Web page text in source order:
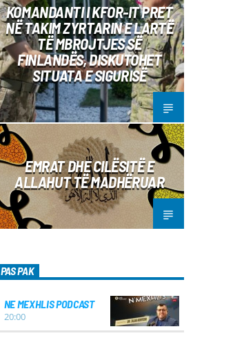
KOMANDANTI I KFOR-IT PRET
NË TAKIM ZYRTARIN E LARTË
TË MBROJTJES SË
FINLANDËS, DISKUTOHET
SITUATA E SIGURISË
EMRAT DHE CILËSITË E
ALLAHUT TË MADHËRUAR
PAS PAK
NE MEXHLIS PODCAST
20:00